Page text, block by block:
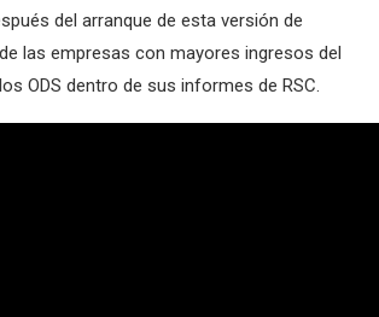
del arranque de esta versión de
las empresas con mayores ingresos del
ODS dentro de sus informes de RSC.